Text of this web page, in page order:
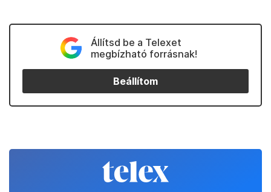
Állítsd be a Telexet
megbízható forrásnak!
Beállítom